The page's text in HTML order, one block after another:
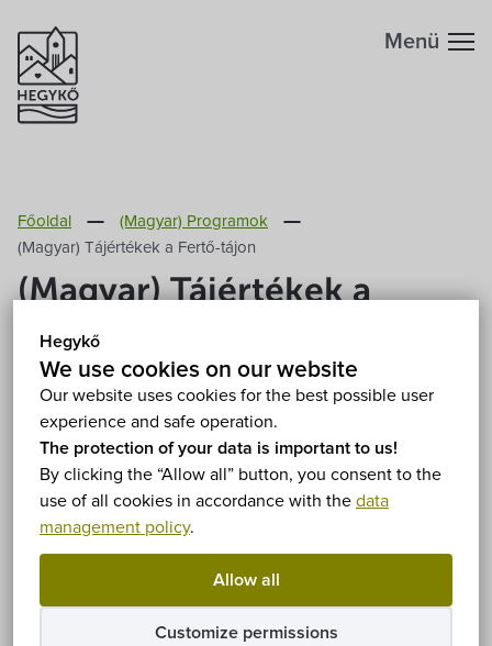
Hegykő
We use cookies on our website
Our website uses cookies for the best possible user
experience and safe operation.
The protection of your data is important to us!
By clicking the “Allow all” button, you consent to the
use of all cookies in accordance with the data
management policy.
Allow all
Customize permissions
Menü
Főoldal
(Magyar) Programok
(Magyar) Tájértékek a Fertő-tájon
(Magyar) Tájértékek a
Fertő-tájon
(Magyar) Fertőszéplak, Tájházak 9436 Fertőszéplak,
Free